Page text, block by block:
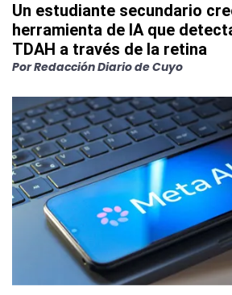
Un estudiante secundario
herramienta de IA que
TDAH a través de la retina
PorRedacción Diario de Cuyo